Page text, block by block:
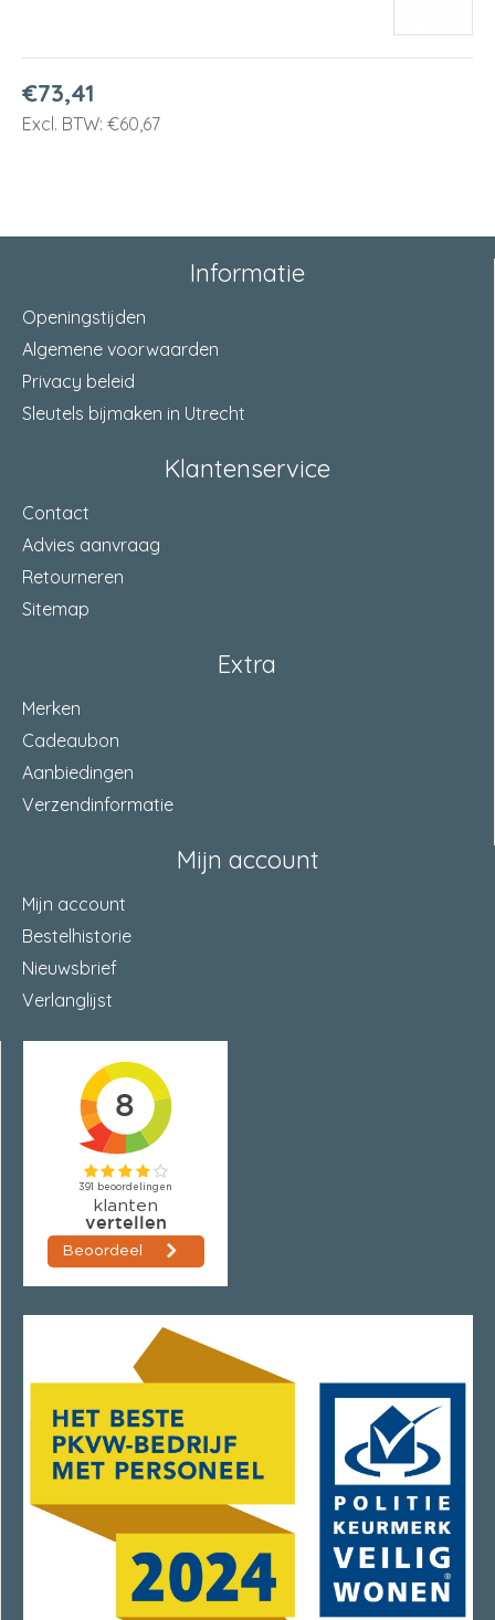
afmeting voorplaat
dagschoot links en rechts bruikbaar
draairichting
sluitlengte nachtschoot 13 Millimeter
€73,41
Excl. BTW: €60,67
Informatie
Openingstijden
Algemene voorwaarden
Privacy beleid
Sleutels bijmaken in Utrecht
Klantenservice
Contact
Advies aanvraag
Retourneren
Sitemap
Extra
Merken
Cadeaubon
Aanbiedingen
Verzendinformatie
Mijn account
Mijn account
Bestelhistorie
Nieuwsbrief
Verlanglijst